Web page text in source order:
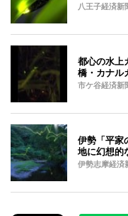
八王子経済新
都心の水上
橋・カナル
市ケ谷経済新
伊勢「平家
地に幻想的
伊勢志摩経済